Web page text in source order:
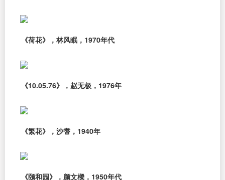
《荷花》，林风眠，1970年代
《10.05.76》，赵无极，1976年
《繁花》，沙耆，1940年
《颐和园》，颜文樑，1950年代